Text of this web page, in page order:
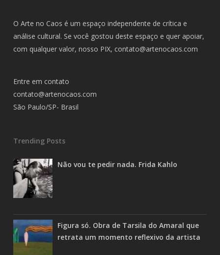
O Arte no Caos é um espaço independente de crítica e
análise cultural. Se você gostou deste espaço e quer apoiar,
com qualquer valor, nosso PIX, contato@artenocaos.com
Entre em contato
contato@artenocaos.com
São Paulo/SP- Brasil
Trending Posts
Não vou te pedir nada. Frida Kahlo
Figura só. Obra de Tarsila do Amaral que
retrata um momento reflexivo da artista